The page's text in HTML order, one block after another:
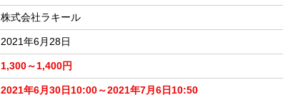
株式会社ラキール
2021年6月28日
1,300～1,400円
2021年6月30日10:00～2021年7月6日10:50